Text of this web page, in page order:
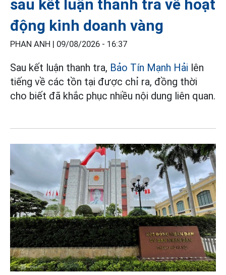
sau kết luận thanh tra về hoạt
động kinh doanh vàng
PHAN ANH | 09/08/2026 - 16:37
Sau kết luận thanh tra, Bảo Tín Mạnh Hải lên
tiếng về các tồn tại được chỉ ra, đồng thời
cho biết đã khắc phục nhiều nội dung liên quan.